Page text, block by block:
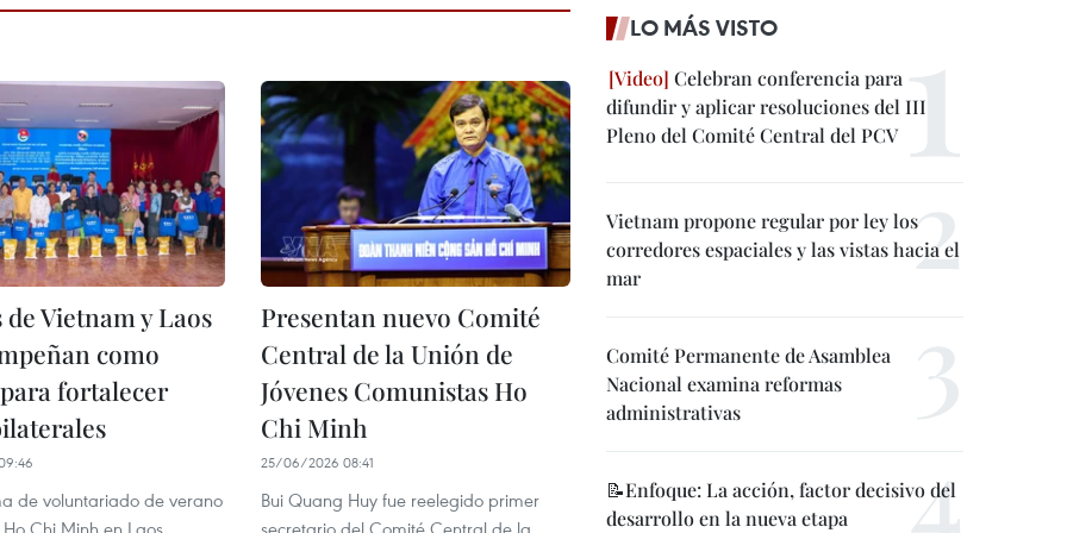
de Vietnam y Laos
como
fortalecer
de voluntariado de verano
Presentan nuevo Comité
Central de la Unión de
Jóvenes Comunistas Ho
Chi Minh
25/06/2026 08:41
Bui Quang Huy fue reelegido primer
LO MÁS VISTO
Celebran conferencia para
difundir y aplicar resoluciones del III
Pleno del Comité Central del PCV
Vietnam propone regular por ley los
corredores espaciales y las vistas hacia el
mar
Comité Permanente de Asamblea
Nacional examina reformas
administrativas
📝Enfoque: La acción, factor decisivo del
desarrollo en la nueva etapa